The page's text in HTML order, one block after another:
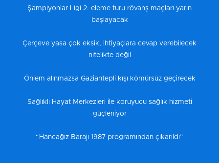
Şampiyonlar Ligi 2. eleme turu rövanş maçları yarın
başlayacak
Çerçeve yasa çok eksik, ihtiyaçlara cevap verebilecek
nitelikte değil
Önlem alınmazsa Gaziantepli kışı kömürsüz geçirecek
Sağlıklı Hayat Merkezleri ile koruyucu sağlık hizmeti
güçleniyor
“Hancağız Barajı 1987 programından çıkarıldı”